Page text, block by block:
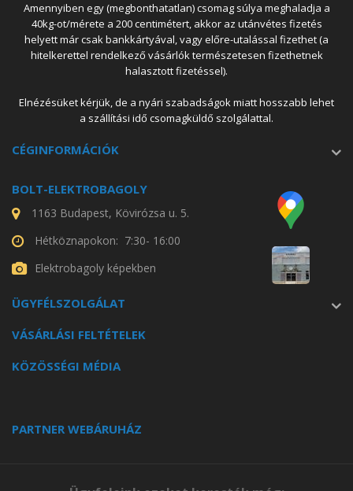
Amennyiben egy (megbonthatatlan) csomag súlya meghaladja a
40kg-ot/mérete a 200 centimétert, akkor az utánvétes fizetés
helyett már csak bankkártyával, vagy előre-utalással fizethet (a
hitelkerettel rendelkező vásárlók természetesen fizethetnek
halasztott fizetéssel).
Elnézésüket kérjük, de a nyári szabadságok miatt hosszabb lehet
a szállítási idő csomagküldő szolgálattal.
CÉGINFORMÁCIÓK
BOLT-ELEKTROBAGOLY
1163 Budapest, Kövirózsa u. 5.
Hétköznapokon: 7:30- 16:00
Elektrobagoly képekben
ÜGYFÉLSZOLGÁLAT
VÁSÁRLÁSI FELTÉTELEK
KÖZÖSSÉGI MÉDIA
PARTNER WEBÁRUHÁZ